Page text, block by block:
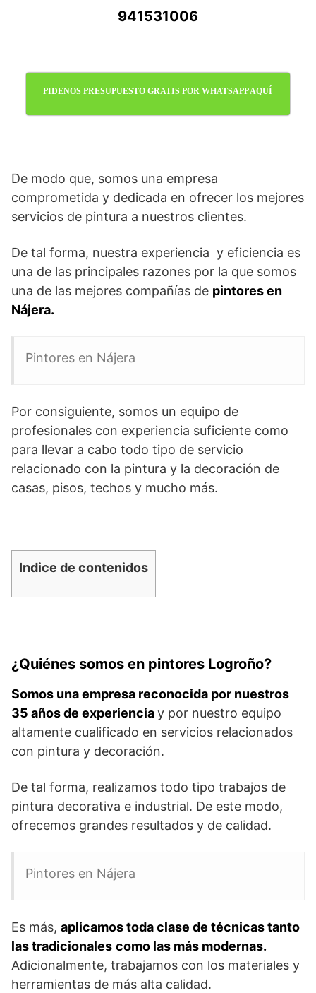
941531006
PIDENOS PRESUPUESTO GRATIS POR WHATSAPP AQUÍ
De modo que, somos una empresa
comprometida y dedicada en ofrecer los mejores
servicios de pintura a nuestros clientes.
De tal forma, nuestra experiencia y eficiencia es
una de las principales razones por la que somos
una de las mejores compañías de pintores en
Nájera.
Pintores en Nájera
Por consiguiente, somos un equipo de
profesionales con experiencia suficiente como
para llevar a cabo todo tipo de servicio
relacionado con la pintura y la decoración de
casas, pisos, techos y mucho más.
Indice de contenidos
¿Quiénes somos en pintores Logroño?
Somos una empresa reconocida por nuestros
35 años de experienciay por nuestro equipo
altamente cualificado en servicios relacionados
con pintura y decoración.
De tal forma, realizamos todo tipo trabajos de
pintura decorativa e industrial. De este modo,
ofrecemos grandes resultados y de calidad.
Pintores en Nájera
Es más, aplicamos toda clase de técnicas tanto
las tradicionales como las más modernas.
Adicionalmente, trabajamos con los materiales y
herramientas de más alta calidad.